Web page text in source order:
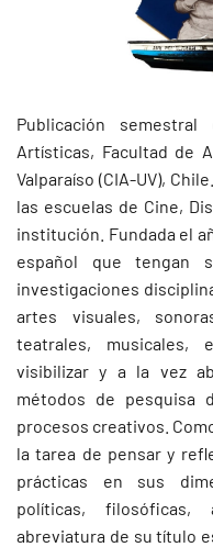
Publicación
Artísticas, Facultad de
Valparaíso (CIA-UV),
las escuelas de Cine,
institución. Fundada el
español que
investigaciones
artes visuales,
teatrales, musicales,
visibilizar y a la vez
métodos de pesquisa
procesos creativos.
la tarea de pensar y
prácticas en sus
políticas, filosóficas,
abreviatura de su título